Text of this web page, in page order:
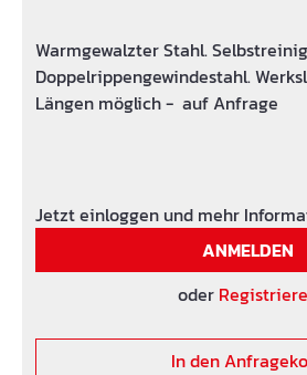
Warmgewalzter Stahl.
Doppelrippengewindestahl.
Längen möglich - auf Anfrage
Jetzt einloggen und mehr
ANMELDEN
oder
In den